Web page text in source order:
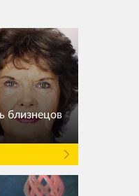
близнецов